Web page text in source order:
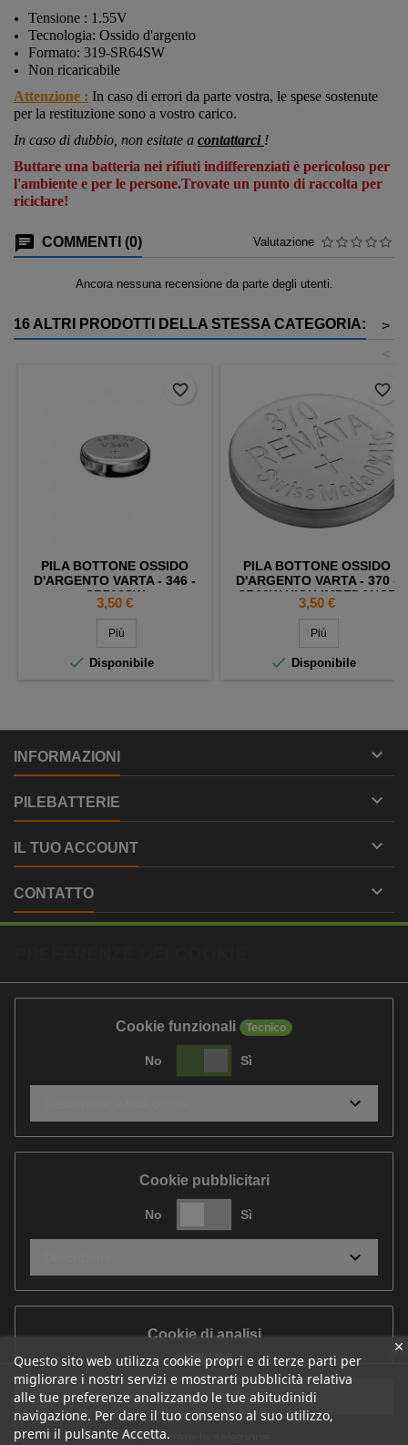
Tensione : 1.55V
Tecnologia: Ossido d'argento
Formato: 319-SR64SW
Non ricaricabile
Attenzione : In caso di errori da parte vostra, le spese sostenute
per la restituzione sono a vostro carico.
In caso di dubbio, non esitate a contattarci !
Buttare una batteria nei rifiuti indifferenziati è pericoloso per
l'ambiente e per le persone.Trovate un punto di raccolta per
riciclare!
COMMENTI (0) Valutazione
Ancora nessuna recensione da parte degli utenti.
16 ALTRI PRODOTTI DELLA STESSA CATEGORIA:
>
<
PILA BOTTONE OSSIDO
D'ARGENTO VARTA - 346 -
SR712SW
Prezzo
3,50 €
Più
 Disponibile
favorite_border
PILA BOTTONE OSSIDO
D'ARGENTO VARTA - 370 -
SR69W HIGH IMPEDANCE
Prezzo
3,50 €
Più
 Disponibile
favorite_border
INFORMAZIONI 
PILEBATTERIE 
IL TUO ACCOUNT 
CONTATTO 
Questo sito web utilizza cookie propri e di terze parti per
migliorare i nostri servizi e mostrarti pubblicità relativa
alle tue preferenze analizzando le tue abitudinidi
navigazione. Per dare il tuo consenso al suo utilizzo,
premi il pulsante Accetta.
Cookie funzionali Tecnico
No Sì
Cookie pubblicitari
No Sì
Cookie di analisi
No Sì
Descrizione
Accettare la selezione
Accetta tutti